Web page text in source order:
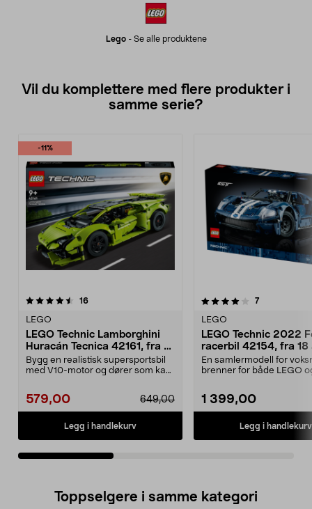
Lego- Se alle produktene
Vil du komplettere med flere produkter i
samme serie?
-11%
16anmeldelser
LEGO
LEGO Technic Lamborghini
Huracán Tecnica 42161, fra 9
år
Bygg en realistisk supersportsbil
med V10-motor og dører som kan
649,00
579,00
Legg i handlekurv
4.0av 5 stjerner 7anmeldelser
LEGO
LEGO Technic 2022
racerbil 42154, fra 18
En samlermodell for
brenner for både LEGO
1 399,00
Legg i handlekurv
4.5av 5 stjerner
Toppselgere i samme kategori